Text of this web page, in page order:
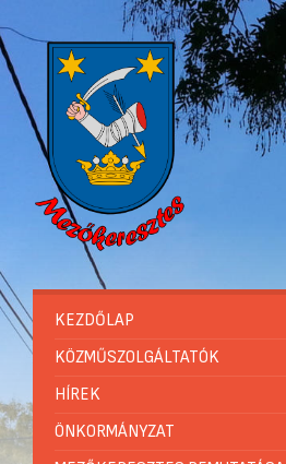
KEZDŐLAP
KÖZMŰSZOLGÁLTATÓK
HÍREK
ÖNKORMÁNYZAT